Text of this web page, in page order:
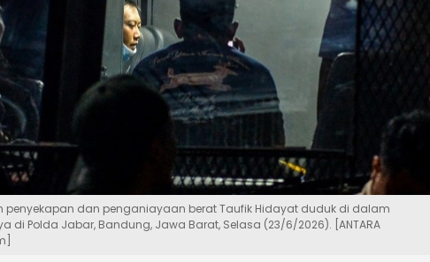
penyekapan dan penganiayaan berat Taufik Hidayat duduk di dalam
di Polda Jabar, Bandung, Jawa Barat, Selasa (23/6/2026). [ANTARA